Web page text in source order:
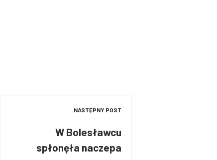
NASTĘPNY POST
W Bolesławcu
spłonęła naczepa